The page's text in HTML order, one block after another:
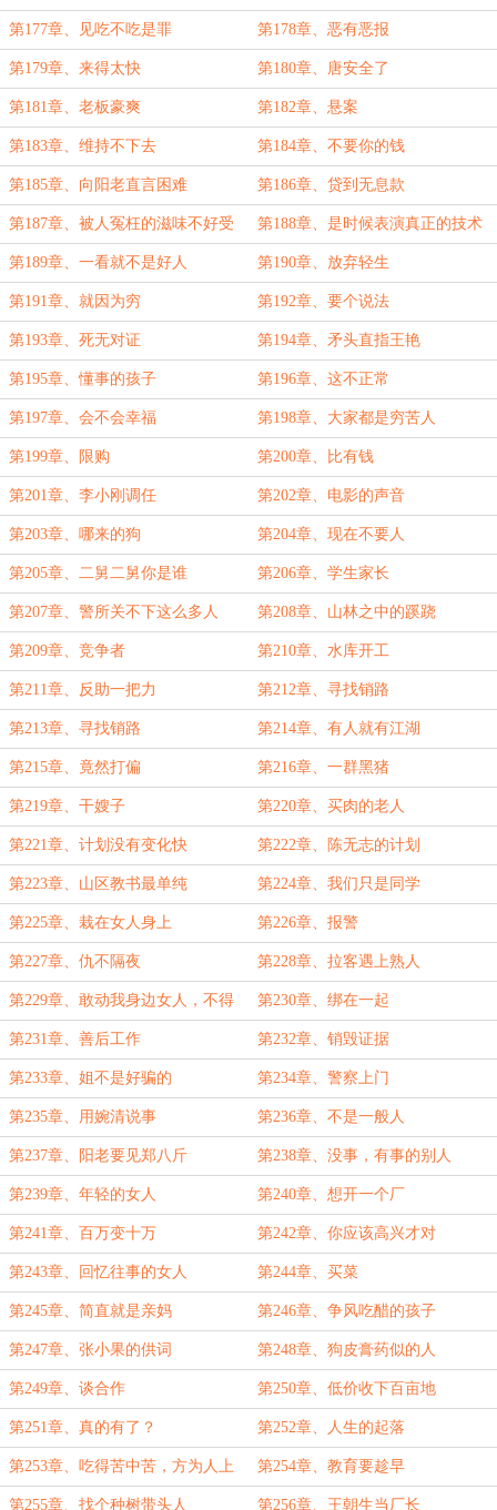
第177章、见吃不吃是罪 第178章、恶有恶报
第179章、来得太快 第180章、唐安全了
第181章、老板豪爽 第182章、悬案
第183章、维持不下去 第184章、不要你的钱
第185章、向阳老直言困难 第186章、贷到无息款
第187章、被人冤枉的滋味不好受 第188章、是时候表演真正的技术
第189章、一看就不是好人 第190章、放弃轻生
第191章、就因为穷 第192章、要个说法
第193章、死无对证 第194章、矛头直指王艳
第195章、懂事的孩子 第196章、这不正常
第197章、会不会幸福 第198章、大家都是穷苦人
第199章、限购 第200章、比有钱
第201章、李小刚调任 第202章、电影的声音
第203章、哪来的狗 第204章、现在不要人
第205章、二舅二舅你是谁 第206章、学生家长
第207章、警所关不下这么多人 第208章、山林之中的蹊跷
第209章、竞争者 第210章、水库开工
第211章、反助一把力 第212章、寻找销路
第213章、寻找销路 第214章、有人就有江湖
第215章、竟然打偏 第216章、一群黑猪
第219章、干嫂子 第220章、买肉的老人
第221章、计划没有变化快 第222章、陈无志的计划
第223章、山区教书最单纯 第224章、我们只是同学
第225章、栽在女人身上 第226章、报警
第227章、仇不隔夜 第228章、拉客遇上熟人
第229章、敢动我身边女人，不得
好死
第230章、绑在一起
第231章、善后工作 第232章、销毁证据
第233章、姐不是好骗的 第234章、警察上门
第235章、用婉清说事 第236章、不是一般人
第237章、阳老要见郑八斤 第238章、没事，有事的别人
第239章、年轻的女人 第240章、想开一个厂
第241章、百万变十万 第242章、你应该高兴才对
第243章、回忆往事的女人 第244章、买菜
第245章、简直就是亲妈 第246章、争风吃醋的孩子
第247章、张小果的供词 第248章、狗皮膏药似的人
第249章、谈合作 第250章、低价收下百亩地
第251章、真的有了？ 第252章、人生的起落
第253章、吃得苦中苦，方为人上
人
第254章、教育要趁早
第255章、找个种树带头人 第256章、王朝生当厂长